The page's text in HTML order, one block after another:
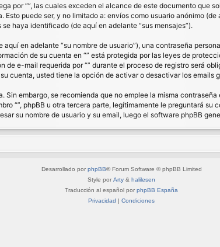
por “”, las cuales exceden el alcance de este documento que
puede ser, y no limitado a: envíos como usuario anónimo
haya identificado (de aquí en adelante “sus mensajes”).
en adelante “su nombre de usuario”), una contraseña
de su cuenta en “” está protegida por las leyes de
e-mail requerida por “” durante el proceso de registro será
cuenta, usted tiene la opción de activar o desactivar los emails
embargo, se recomienda que no emplee la misma
“”, phpBB u otra tercera parte, legítimamente le preguntará
su nombre de usuario y su email, luego el software phpBB
Desarrollado por phpBB® Forum Software © phpBB Limited
Style por Arty & halilesen
Traducción al español por phpBB España
Privacidad | Condiciones